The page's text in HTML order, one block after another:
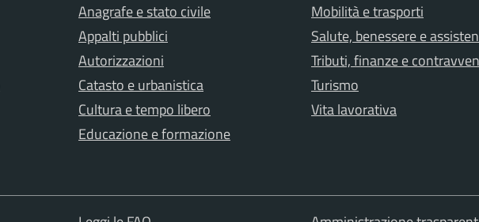
Anagrafe e stato civile
Appalti pubblici
Autorizzazioni
Catasto e urbanistica
Cultura e tempo libero
Educazione e formazione
Mobilità e trasporti
Salute, benessere e
Tributi, finanze e
Turismo
Vita lavorativa